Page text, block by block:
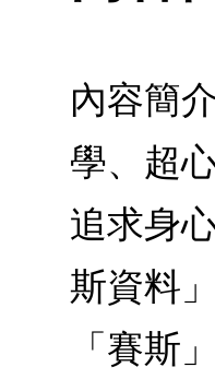
內容簡
學、超
追求身
斯資料
「賽斯